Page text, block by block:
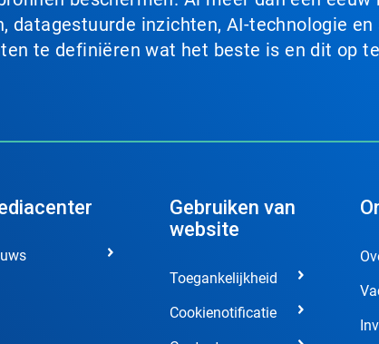
datagestuurde inzichten, AI-technologie
te definiëren wat het beste is en dit op
Gebruiken van
website
Toegankelijkheid
Cookienotificatie